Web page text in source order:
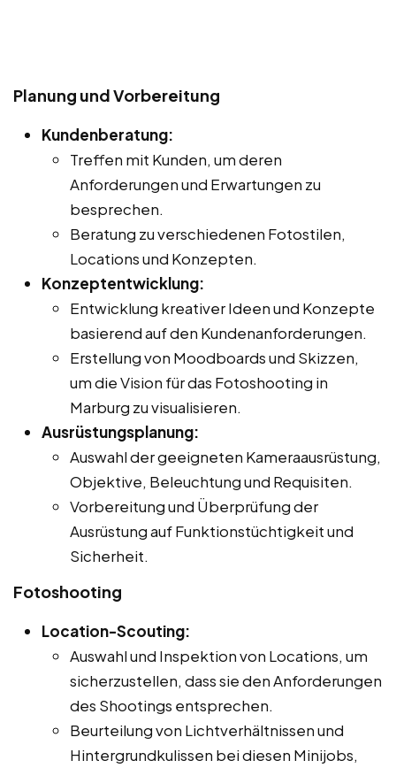
Planung und Vorbereitung
Kundenberatung:
Treffen mit Kunden, um deren
Anforderungen und Erwartungen zu
besprechen.
Beratung zu verschiedenen Fotostilen,
Locations und Konzepten.
Konzeptentwicklung:
Entwicklung kreativer Ideen und Konzepte
basierend auf den Kundenanforderungen.
Erstellung von Moodboards und Skizzen,
um die Vision für das Fotoshooting in
Marburg zu visualisieren.
Ausrüstungsplanung:
Auswahl der geeigneten Kameraausrüstung,
Objektive, Beleuchtung und Requisiten.
Vorbereitung und Überprüfung der
Ausrüstung auf Funktionstüchtigkeit und
Sicherheit.
Fotoshooting
Location-Scouting:
Auswahl und Inspektion von Locations, um
sicherzustellen, dass sie den Anforderungen
des Shootings entsprechen.
Beurteilung von Lichtverhältnissen und
Hintergrundkulissen bei diesen Minijobs,